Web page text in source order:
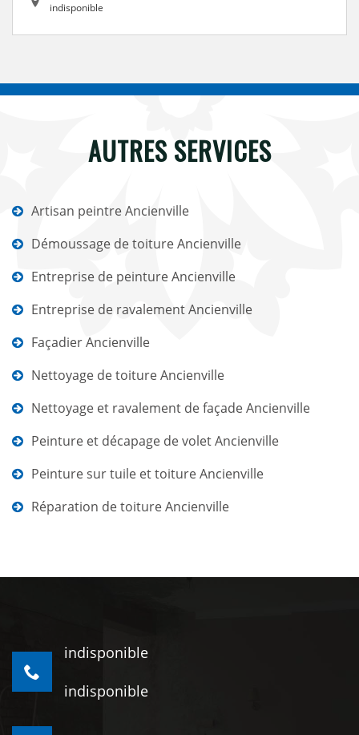
indisponible
AUTRES SERVICES
Artisan peintre Ancienville
Démoussage de toiture Ancienville
Entreprise de peinture Ancienville
Entreprise de ravalement Ancienville
Façadier Ancienville
Nettoyage de toiture Ancienville
Nettoyage et ravalement de façade Ancienville
Peinture et décapage de volet Ancienville
Peinture sur tuile et toiture Ancienville
Réparation de toiture Ancienville
indisponible
indisponible